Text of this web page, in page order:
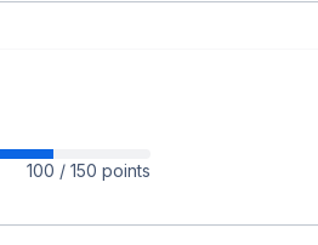
100 / 150 points